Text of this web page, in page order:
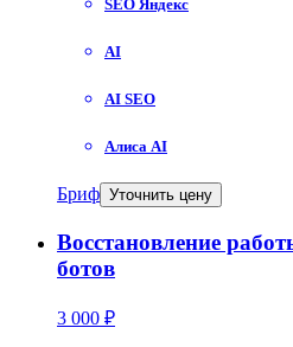
SEO Яндекс
AI
AI SEO
Алиса AI
Бриф Уточнить цену
Восстановление
ботов
3 000 ₽